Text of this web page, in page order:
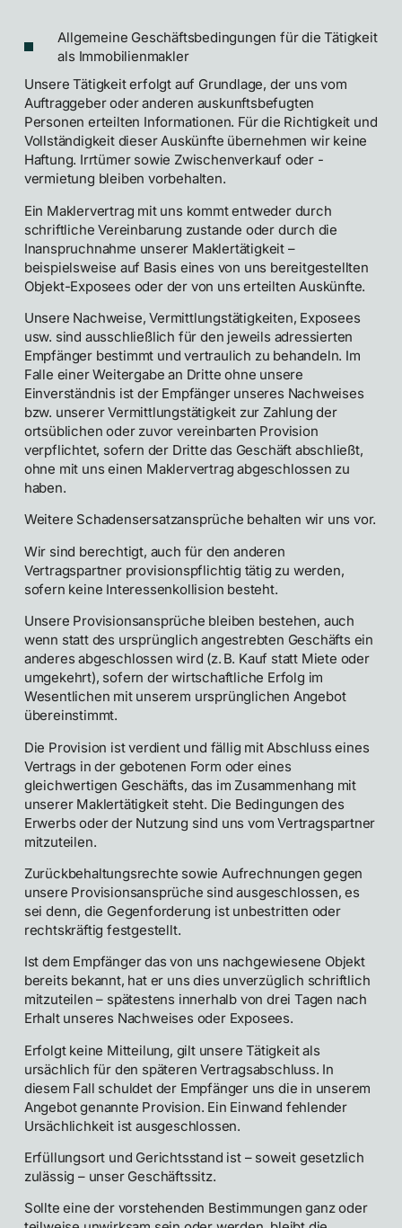
Allgemeine Geschäftsbedingungen für die Tätigkeit
als Immobilienmakler
Unsere Tätigkeit erfolgt auf Grundlage, der uns vom
Auftraggeber oder anderen auskunftsbefugten
Personen erteilten Informationen. Für die Richtigkeit und
Vollständigkeit dieser Auskünfte übernehmen wir keine
Haftung. Irrtümer sowie Zwischenverkauf oder -
vermietung bleiben vorbehalten.
Ein Maklervertrag mit uns kommt entweder durch
schriftliche Vereinbarung zustande oder durch die
Inanspruchnahme unserer Maklertätigkeit –
beispielsweise auf Basis eines von uns bereitgestellten
Objekt-Exposees oder der von uns erteilten Auskünfte.
Unsere Nachweise, Vermittlungstätigkeiten, Exposees
usw. sind ausschließlich für den jeweils adressierten
Empfänger bestimmt und vertraulich zu behandeln. Im
Falle einer Weitergabe an Dritte ohne unsere
Einverständnis ist der Empfänger unseres Nachweises
bzw. unserer Vermittlungstätigkeit zur Zahlung der
ortsüblichen oder zuvor vereinbarten Provision
verpflichtet, sofern der Dritte das Geschäft abschließt,
ohne mit uns einen Maklervertrag abgeschlossen zu
haben.
Weitere Schadensersatzansprüche behalten wir uns vor.
Wir sind berechtigt, auch für den anderen
Vertragspartner provisionspflichtig tätig zu werden,
sofern keine Interessenkollision besteht.
Unsere Provisionsansprüche bleiben bestehen, auch
wenn statt des ursprünglich angestrebten Geschäfts ein
anderes abgeschlossen wird (z. B. Kauf statt Miete oder
umgekehrt), sofern der wirtschaftliche Erfolg im
Wesentlichen mit unserem ursprünglichen Angebot
übereinstimmt.
Die Provision ist verdient und fällig mit Abschluss eines
Vertrags in der gebotenen Form oder eines
gleichwertigen Geschäfts, das im Zusammenhang mit
unserer Maklertätigkeit steht. Die Bedingungen des
Erwerbs oder der Nutzung sind uns vom Vertragspartner
mitzuteilen.
Zurückbehaltungsrechte sowie Aufrechnungen gegen
unsere Provisionsansprüche sind ausgeschlossen, es
sei denn, die Gegenforderung ist unbestritten oder
rechtskräftig festgestellt.
Ist dem Empfänger das von uns nachgewiesene Objekt
bereits bekannt, hat er uns dies unverzüglich schriftlich
mitzuteilen – spätestens innerhalb von drei Tagen nach
Erhalt unseres Nachweises oder Exposees.
Erfolgt keine Mitteilung, gilt unsere Tätigkeit als
ursächlich für den späteren Vertragsabschluss. In
diesem Fall schuldet der Empfänger uns die in unserem
Angebot genannte Provision. Ein Einwand fehlender
Ursächlichkeit ist ausgeschlossen.
Erfüllungsort und Gerichtsstand ist – soweit gesetzlich
zulässig – unser Geschäftssitz.
Sollte eine der vorstehenden Bestimmungen ganz oder